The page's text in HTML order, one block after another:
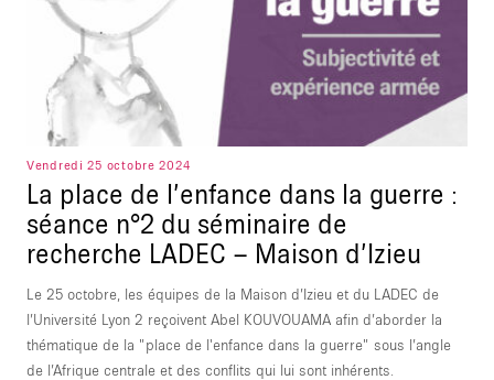
Vendredi 25 octobre 2024
La place de l’enfance dans la guerre :
séance n°2 du séminaire de
recherche LADEC – Maison d’Izieu
Le 25 octobre, les équipes de la Maison d’Izieu et du LADEC de
l’Université Lyon 2 reçoivent Abel KOUVOUAMA afin d’aborder la
thématique de la "place de l'enfance dans la guerre" sous l’angle
de l’Afrique centrale et des conflits qui lui sont inhérents.